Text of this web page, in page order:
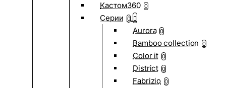
Кастом360 0
Серии 0
Aurora 0
Bamboo collection 0
Color it 0
District 0
Fabrizio 0